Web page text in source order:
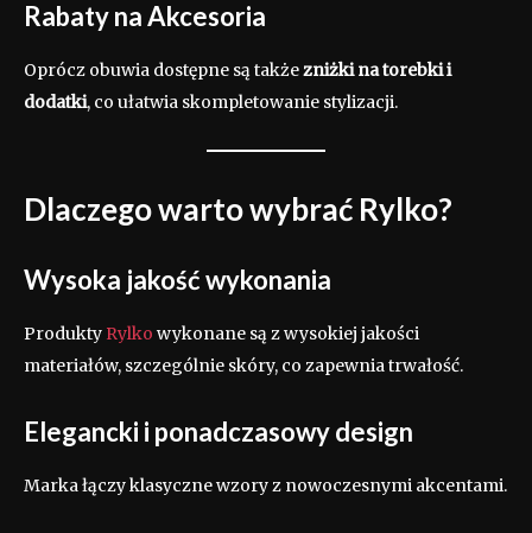
Rabaty na Akcesoria
Oprócz obuwia dostępne są takżezniżki na torebki i
dodatki, co ułatwia skompletowanie stylizacji.
Dlaczego warto wybrać Rylko?
Wysoka jakość wykonania
Produkty Rylko wykonane są z wysokiej jakości
materiałów, szczególnie skóry, co zapewnia trwałość.
Elegancki i ponadczasowy design
Marka łączy klasyczne wzory z nowoczesnymi akcentami.